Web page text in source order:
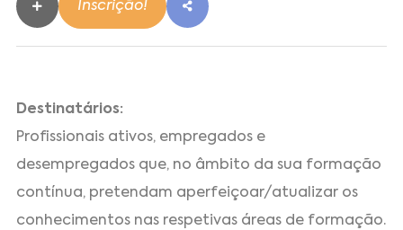
Inscrição!
Destinatários:
Profissionais ativos, empregados e
desempregados que, no âmbito da sua formação
contínua, pretendam aperfeiçoar/atualizar os
conhecimentos nas respetivas áreas de formação.